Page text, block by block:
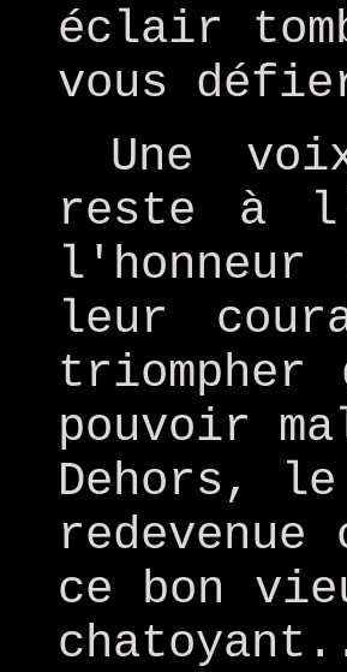
éclair
vous
Une
reste à
l'honneur
leur
triompher
pouvoir
Dehors,
ce bon